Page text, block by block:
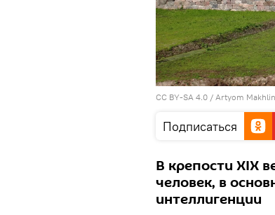
CC BY-SA 4.0 / Artyom Makhlin
Подписаться
В крепости XIX
человек, в
интеллигенции